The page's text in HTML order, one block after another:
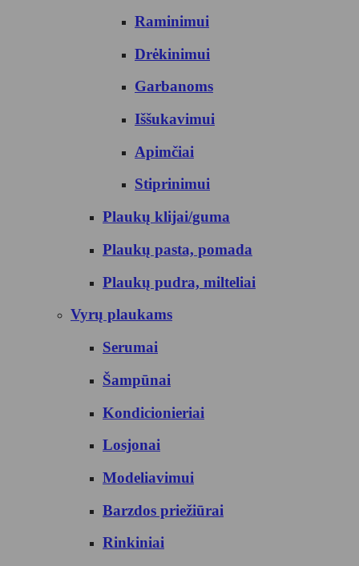
Raminimui
Drėkinimui
Garbanoms
Iššukavimui
Apimčiai
Stiprinimui
Plaukų klijai/guma
Plaukų pasta, pomada
Plaukų pudra, milteliai
Vyrų plaukams
Serumai
Šampūnai
Kondicionieriai
Losjonai
Modeliavimui
Barzdos priežiūrai
Rinkiniai